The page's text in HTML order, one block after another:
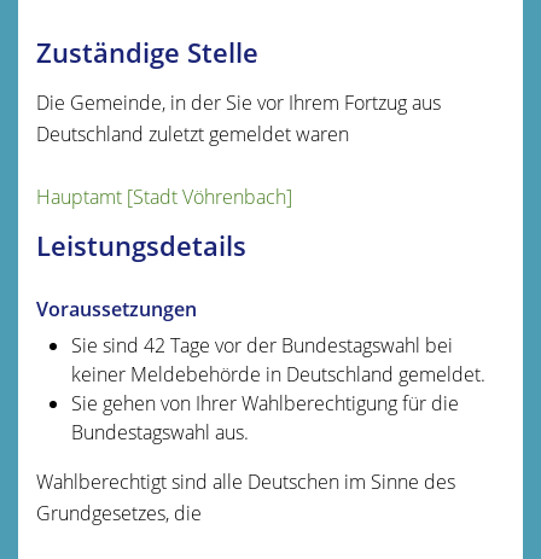
Zuständige Stelle
Die Gemeinde, in der Sie vor Ihrem Fortzug aus
Deutschland zuletzt gemeldet waren
Hauptamt [Stadt Vöhrenbach]
Leistungsdetails
Voraussetzungen
Sie sind 42 Tage vor der Bundestagswahl bei
keiner Meldebehörde in Deutschland gemeldet.
Sie gehen von Ihrer Wahlberechtigung für die
Bundestagswahl aus.
Wahlberechtigt sind alle Deutschen im Sinne des
Grundgesetzes, die